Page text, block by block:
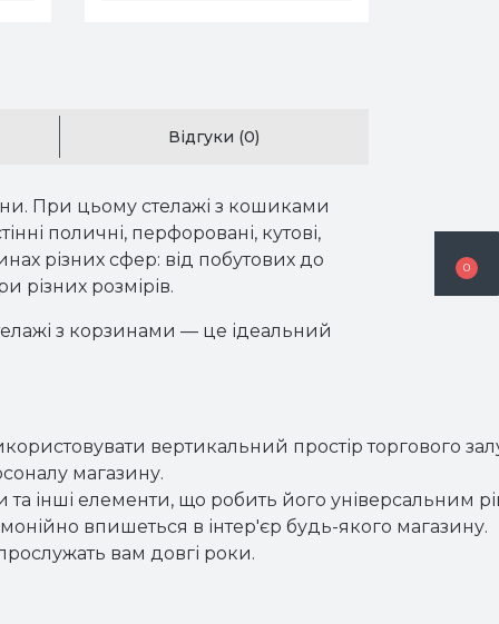
0
Відгуки (0)
При цьому стелажі з кошиками
поличні, перфоровані, кутові,
різних сфер: від побутових до
різних розмірів.
з корзинами — це ідеальний
вертикальний простір торгового
магазину.
елементи, що робить його універсальним
впишеться в інтер'єр будь-якого магазину.
вам довгі роки.